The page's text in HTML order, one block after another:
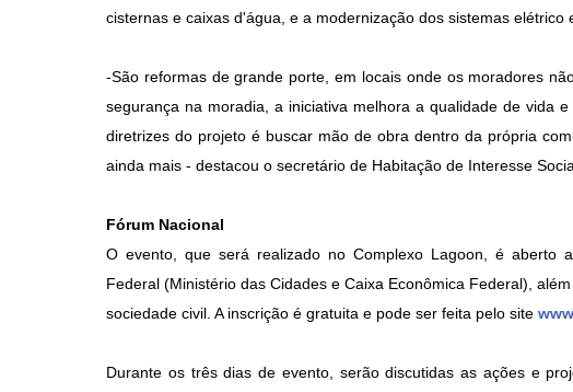
cisternas e caixas d'água, e a modernização dos sistemas elétrico
-São reformas de grande porte, em locais onde os moradores
segurança na moradia, a iniciativa melhora a qualidade de vida
diretrizes do projeto é buscar mão de obra dentro da própria
ainda mais - destacou o secretário de Habitação de Interesse
Fórum Nacional
O evento, que será realizado no Complexo Lagoon, é aberto
Federal (Ministério das Cidades e Caixa Econômica Federal),
sociedade civil. A inscrição é gratuita e pode ser feita pelo site
Durante os três dias de evento, serão discutidas as ações e